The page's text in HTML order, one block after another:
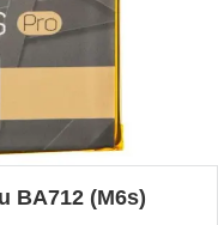
BA712 (M6s)